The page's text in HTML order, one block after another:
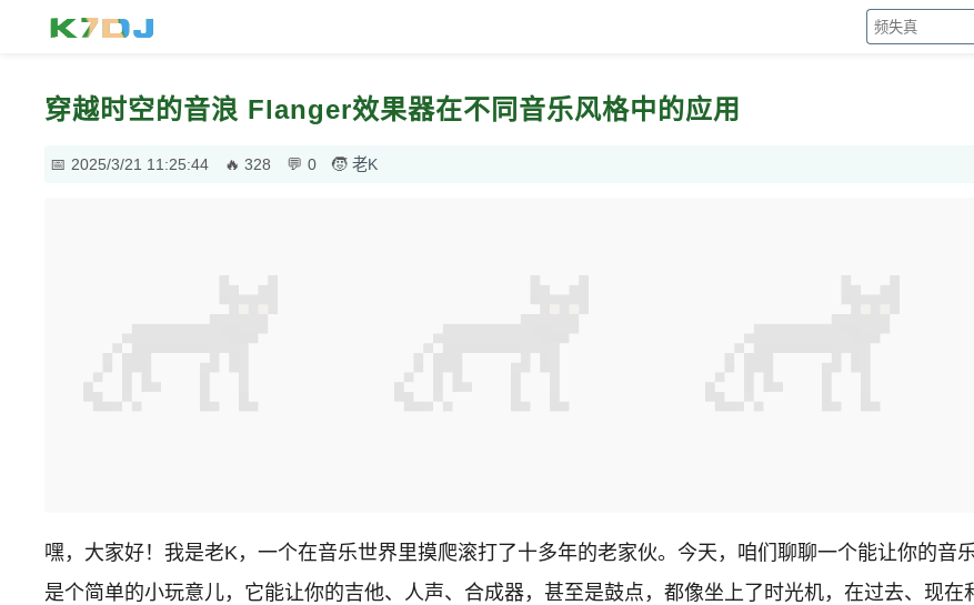
穿越时空的音浪 Flanger效果器在不同音乐风格中的应用
2025/3/21 11:25:44 328 0 老K
嘿，大家好！我是老K，一个在音乐世界里摸爬滚打了十多年的老家伙。今天，咱们聊聊一个能让你的
是个简单的小玩意儿，它能让你的吉他、人声、合成器，甚至是鼓点，都像坐上了时光机，在过去、现在